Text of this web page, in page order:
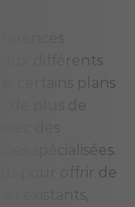
aux différents
certains plans
de plus de
des
spécialisées.
pour offrir de
existants,